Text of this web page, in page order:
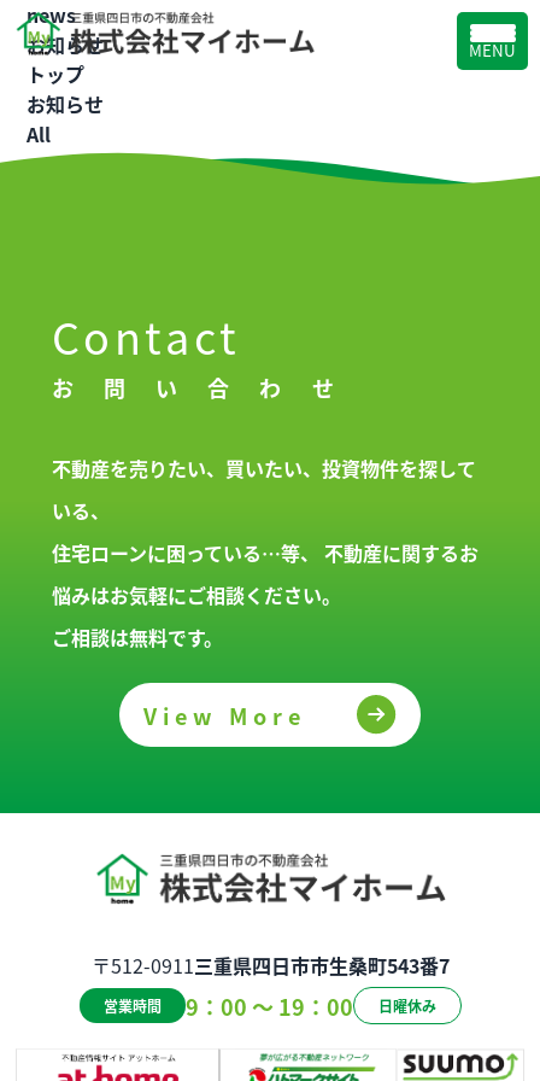
MENU
news
お知らせ
トップ
お知らせ
All
Contact
お問い合わせ
不動産を売りたい、買いたい、投資物件を探して
いる、
住宅ローンに困っている…等、 不動産に関するお
悩みはお気軽にご相談ください。
ご相談は無料です。
View More
〒512-0911三重県四日市市生桑町543番7
営業時間 9：00 ～ 19：00 日曜休み